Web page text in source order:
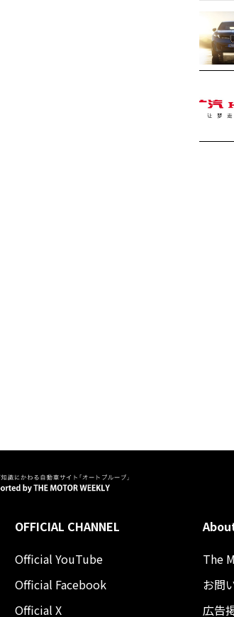
OFFICIAL CHANNEL
Official YouTube
Official Facebook
Official X
The
お問
広告